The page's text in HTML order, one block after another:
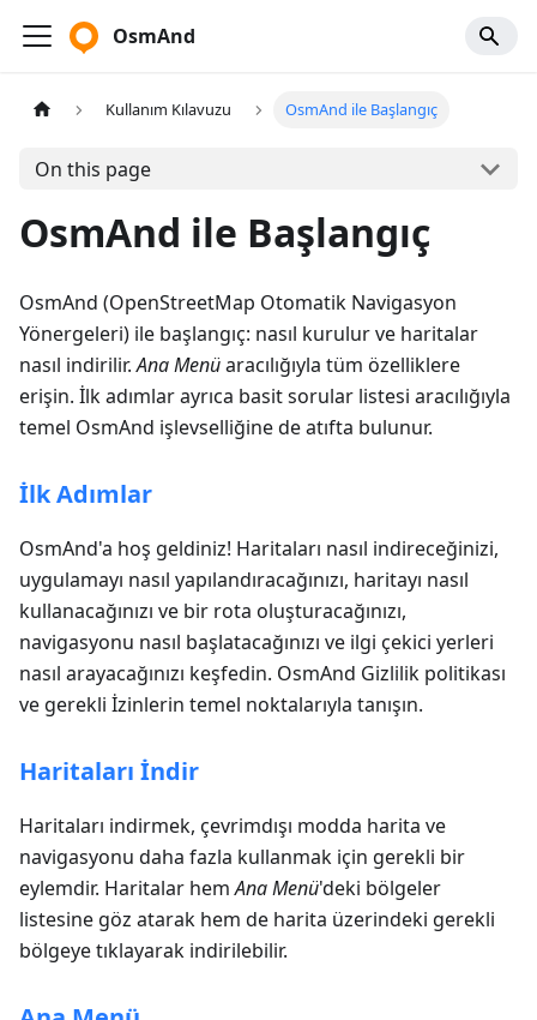
OsmAnd
Kullanım Kılavuzu OsmAnd ile Başlangıç
On this page
OsmAnd ile Başlangıç
OsmAnd (OpenStreetMap Otomatik Navigasyon
Yönergeleri) ile başlangıç: nasıl kurulur ve haritalar
nasıl indirilir.Ana Menüaracılığıyla tüm özelliklere
erişin. İlk adımlar ayrıca basit sorular listesi aracılığıyla
temel OsmAnd işlevselliğine de atıfta bulunur.
İlk Adımlar
OsmAnd'a hoş geldiniz! Haritaları nasıl indireceğinizi,
uygulamayı nasıl yapılandıracağınızı, haritayı nasıl
kullanacağınızı ve bir rota oluşturacağınızı,
navigasyonu nasıl başlatacağınızı ve ilgi çekici yerleri
nasıl arayacağınızı keşfedin. OsmAnd Gizlilik politikası
ve gerekli İzinlerin temel noktalarıyla tanışın.
Haritaları İndir
Haritaları indirmek, çevrimdışı modda harita ve
navigasyonu daha fazla kullanmak için gerekli bir
eylemdir. Haritalar hemAna Menü'deki bölgeler
listesine göz atarak hem de harita üzerindeki gerekli
bölgeye tıklayarak indirilebilir.